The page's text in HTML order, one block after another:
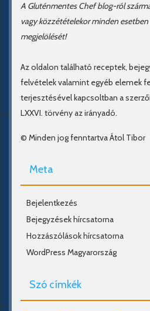
A Gluténmentes Chef blog-ról
vagy közzétételekor minden esetben
megjelölését!
Az oldalon található receptek,
felvételek valamint egyéb elemek
terjesztésével kapcsoltban a
LXXVI. törvény az irányadó.
© Minden jog fenntartva Átol Tibor
Meta
Bejelentkezés
Bejegyzések hírcsatorna
Hozzászólások hírcsatorna
WordPress Magyarország
Szó címkék